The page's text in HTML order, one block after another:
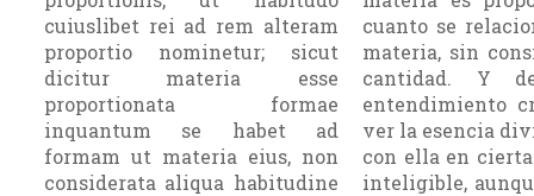
cuiuslibet rei ad rem alteram
proportio nominetur; sicut
dicitur materia esse
proportionata formae
inquantum se habet ad
formam ut materia eius, non
considerata aliqua habitudine
cuanto se
materia, sin
cantidad. Y
entendimiento
ver la esencia
con ella en
inteligible,